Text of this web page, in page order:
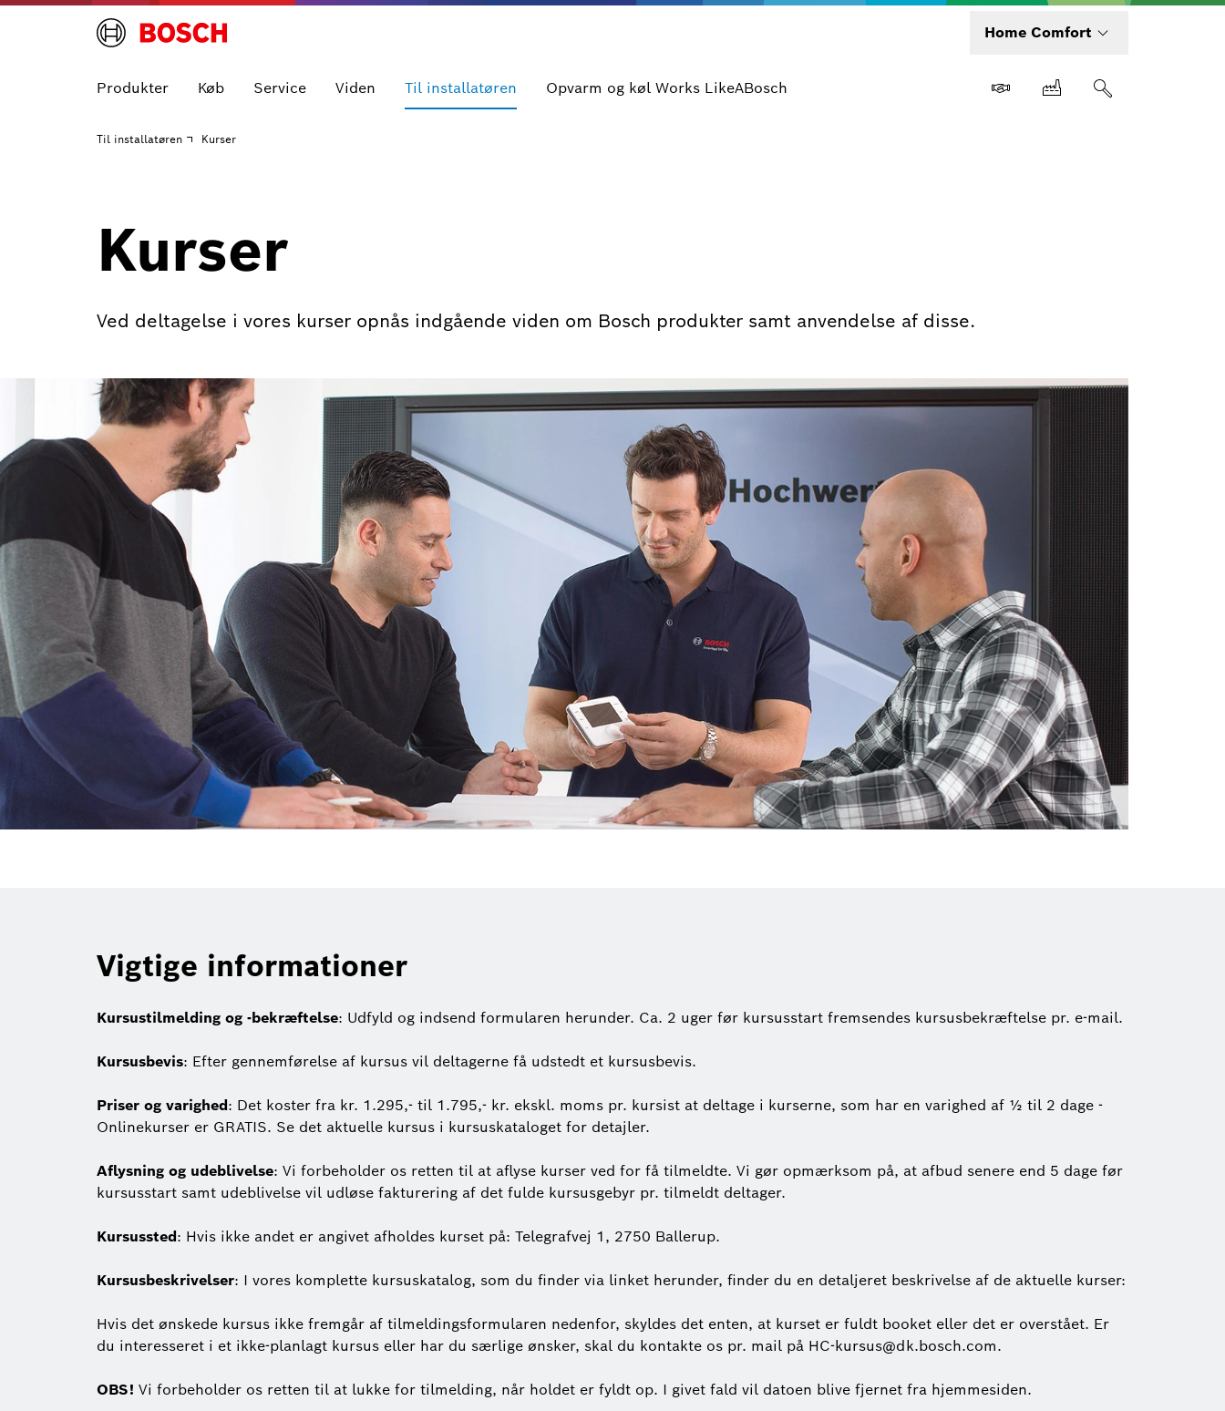
Home Comfort
Produkter Køb Service Viden Til installatøren Opvarm og køl Works LikeABosch
Til installatøren Kurser
Kurser
Ved deltagelse i vores kurser opnås indgående viden om Bosch produkter samt anvendelse af disse.
Vigtige informationer
Kursustilmelding og -bekræftelse: Udfyld og indsend formularen herunder. Ca. 2 uger før kursusstart fremsendes kursusbekræftelse pr. e-mail.
Kursusbevis: Efter gennemførelse af kursus vil deltagerne få udstedt et kursusbevis.
Priser og varighed: Det koster fra kr. 1.295,- til 1.795,- kr. ekskl. moms pr. kursist at deltage i kurserne, som har en varighed af ½ til 2 dage -
Onlinekurser er GRATIS. Se det aktuelle kursus i kursuskataloget for detajler.
Aflysning og udeblivelse: Vi forbeholder os retten til at aflyse kurser ved for få tilmeldte. Vi gør opmærksom på, at afbud senere end 5 dage før
kursusstart samt udeblivelse vil udløse fakturering af det fulde kursusgebyr pr. tilmeldt deltager.
Kursussted: Hvis ikke andet er angivet afholdes kurset på: Telegrafvej 1, 2750 Ballerup.
Kursusbeskrivelser: I vores komplette kursuskatalog, som du finder via linket herunder, finder du en detaljeret beskrivelse af de aktuelle kurser:
Hvis det ønskede kursus ikke fremgår af tilmeldingsformularen nedenfor, skyldes det enten, at kurset er fuldt booket eller det er overstået. Er
du interesseret i et ikke-planlagt kursus eller har du særlige ønsker, skal du kontakte os pr. mail på HC-kursus@dk.bosch.com.
OBS! Vi forbeholder os retten til at lukke for tilmelding, når holdet er fyldt op. I givet fald vil datoen blive fjernet fra hjemmesiden.